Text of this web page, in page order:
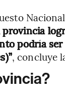
provincia
podría
, concluye